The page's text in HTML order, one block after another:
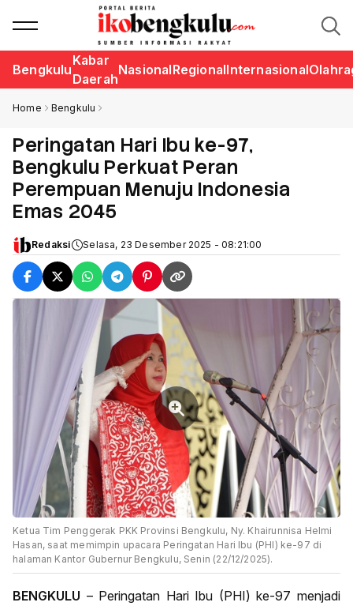
Bengkulu
Kabar
Daerah
NasionalRegionalInternasional
Home Bengkulu
Peringatan Hari Ibu ke-97,
Bengkulu Perkuat Peran
Perempuan Menuju Indonesia
Emas 2045
Redaksi Selasa, 23 Desember 2025 - 08:21:00
Ketua Tim Penggerak PKK Provinsi Bengkulu, Ny. Khairunnisa Helmi
Hasan, saat memimpin upacara Peringatan Hari Ibu (PHI) ke-97 di
halaman Kantor Gubernur Bengkulu, Senin (22/12/2025).
BENGKULU – Peringatan Hari Ibu (PHI) ke-97 menjadi